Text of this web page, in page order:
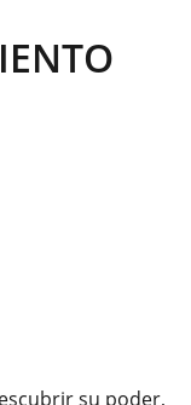
su poder,